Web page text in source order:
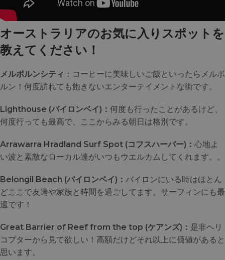
オーストラリアのお気に入りスポットを
教えてください！
メルボルンシティ ：コーヒーに美味しいご飯といったらメルボ
ルン！何度訪れても飽きないエンターテイメントな街です。
Lighthouse (バイロンベイ)： 何度も行ったことがあるけど、
何度行っても最高で、ここからみる朝日は格別です。
Arrawarra Hradland Surf Spot (コフスハーバー)： 心地よ
い波と素敵なローカル達がいつもウエルカムしてくれます。。
Belongil Beach (バイロンベイ)： バイロンにいる時はほとん
どここで友達や家族と時間を過ごしてます。サーフィンにも最
適です！
Great Barrier of Reef from the top (ケアンズ)： 是非ヘリ
コプターから見て欲しい！高額だけどそれ以上に価値があると
思います。